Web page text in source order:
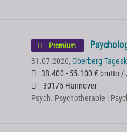
Premium
31.07.2026, Oberberg
38.400 - 55.100 € brutto /
30175 Hannover
Psych. Psychotherapie |